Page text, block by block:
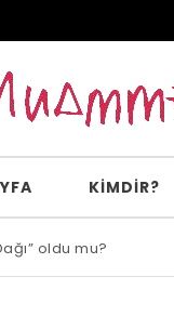
KİMDİR?
oldu mu?
mısın?